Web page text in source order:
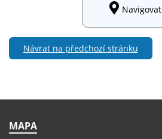
Navigovat
Návrat na předchozí stránku
MAPA